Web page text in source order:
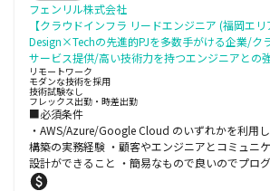
フェンリル株式会社
【クラウドインフラ リードエンジニア (福岡エリ
Design×Techの先進的PJを多数手がける企業/ク
サービス提供/高い技術力を持つエンジニアとの
リモートワーク
モダンな技術を採用
技術試験なし
フレックス出勤・時差出勤
■必須条件
・AWS/Azure/Google Cloud のいずれかを利用
構築の実務経験 ・顧客やエンジニアとコミュニ
設計ができること ・簡易なもので良いのでプロ